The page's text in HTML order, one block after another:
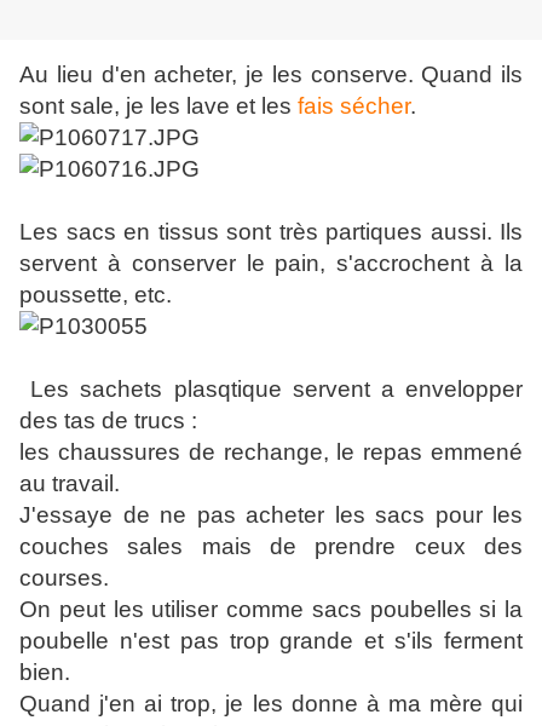
Au lieu d'en acheter, je les conserve. Quand ils
sont sale, je les lave et les fais sécher.
Les sacs en tissus sont très partiques aussi. Ils
servent à conserver le pain, s'accrochent à la
poussette, etc.
Les sachets plasqtique servent a envelopper
des tas de trucs :
les chaussures de rechange, le repas emmené
au travail.
J'essaye de ne pas acheter les sacs pour les
couches sales mais de prendre ceux des
courses.
On peut les utiliser comme sacs poubelles si la
poubelle n'est pas trop grande et s'ils ferment
bien.
Quand j'en ai trop, je les donne à ma mère qui